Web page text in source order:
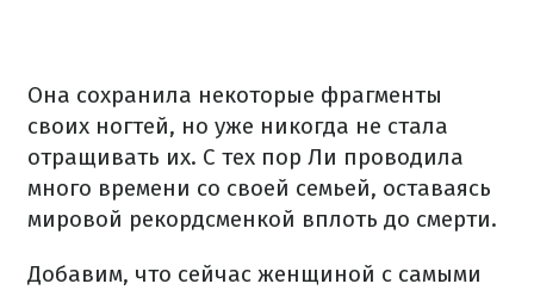
Она сохранила некоторые фрагменты
своих ногтей, но уже никогда не стала
отращивать их. С тех пор Ли проводила
много времени со своей семьей, оставаясь
мировой рекордсменкой вплоть до смерти.
Добавим, что сейчас женщиной с самыми